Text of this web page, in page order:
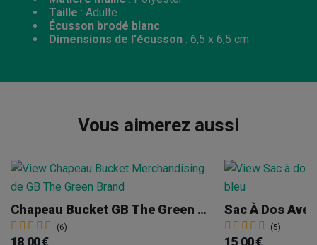
Taille : Adulte
Écusson brodé blanc
Dimensions de l'écusson : 6,5 x 6,5 cm
Vous aimerez aussi
Chapeau Bucket GB The Green Brand
(6)
18,00 €
Sac À Dos
(5)
15,00 €